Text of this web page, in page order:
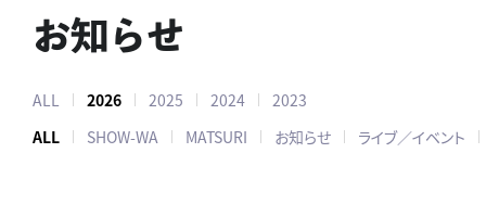
お知らせ
ALL 2026 2025 2024
2023
ALL
SHOW-WA MATSURI お知らせ ライブ／イベント